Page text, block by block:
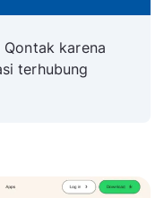
karena
terhubung